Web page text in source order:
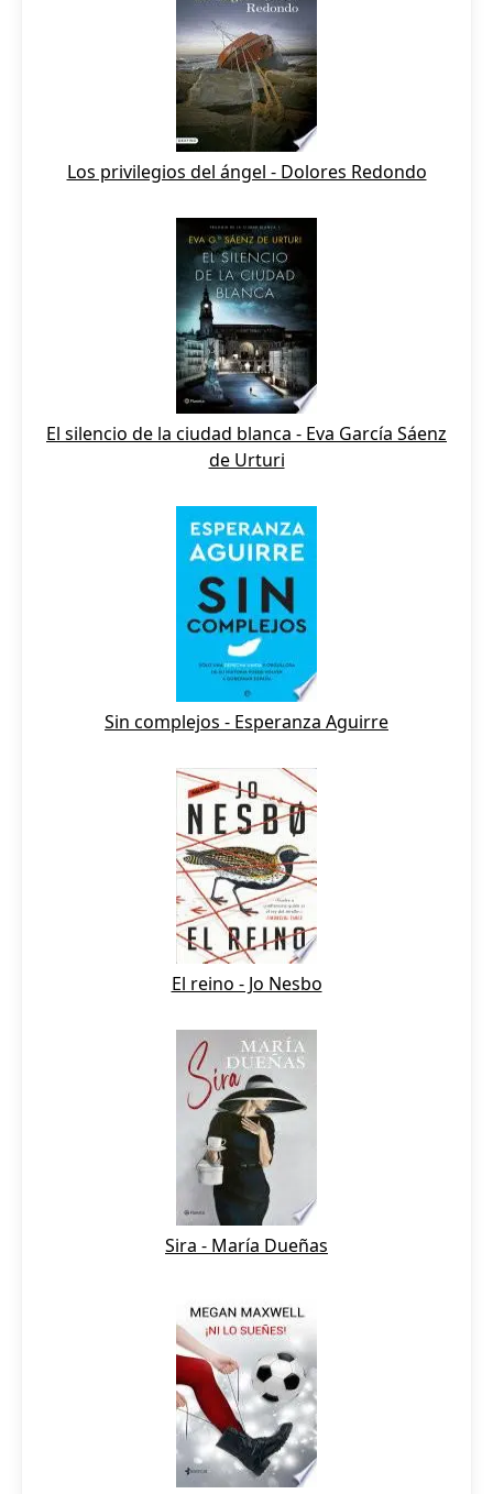
Los privilegios del ángel - Dolores Redondo
El silencio de la ciudad blanca - Eva García Sáenz
de Urturi
Sin complejos - Esperanza Aguirre
El reino - Jo Nesbo
Sira - María Dueñas